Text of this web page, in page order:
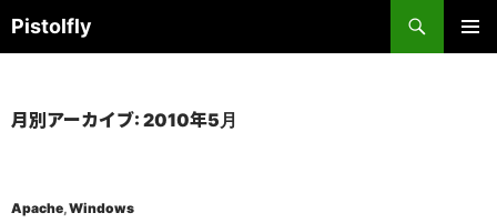
ン
ツ
キ
Pistolfly
索
月別アーカイブ: 2010年5月
Apache,Windows